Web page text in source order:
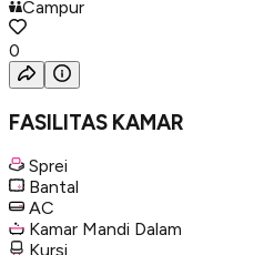
Campur
0
FASILITAS KAMAR
Sprei
Bantal
AC
Kamar Mandi Dalam
Kursi